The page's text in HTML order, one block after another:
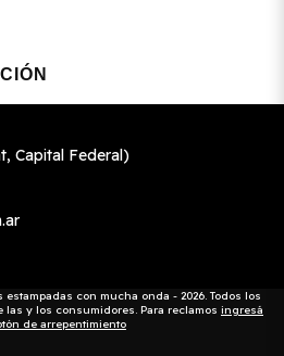
Capital Federal)
estampadas con mucha onda - 2026. Todos los
y los consumidores. Para reclamos ingresá
de arrepentimiento